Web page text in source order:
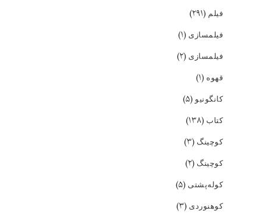
فیلم (۲۹۱)
فیلمسازی (۱)
فیلمسازی (۲)
قهوه (۱)
کانگونیو(۵)
کتاب (۱۳۸)
کوچینگ (۳)
کوچینگ (۲)
کوله‌پشتی (۵)
کوهنوردی (۳)